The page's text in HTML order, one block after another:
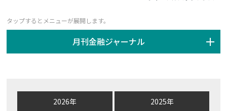
月刊金融ジャーナル
2026年 2025年